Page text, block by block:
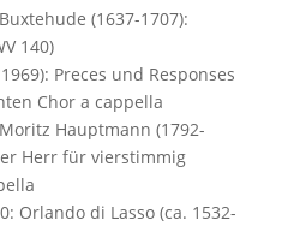
(1637-1707):
140)
Preces und Responses
Chor a cappella
Hauptmann (1792-
Herr für vierstimmig
Orlando di Lasso (ca. 1532-